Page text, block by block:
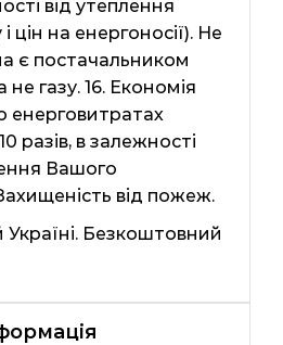
від утеплення
цін на енергоносії). Не
є постачальником
не газу. 16. Економія
енерговитратах
разів, в залежності
Вашого
від пожеж.
Україні. Безкоштовний